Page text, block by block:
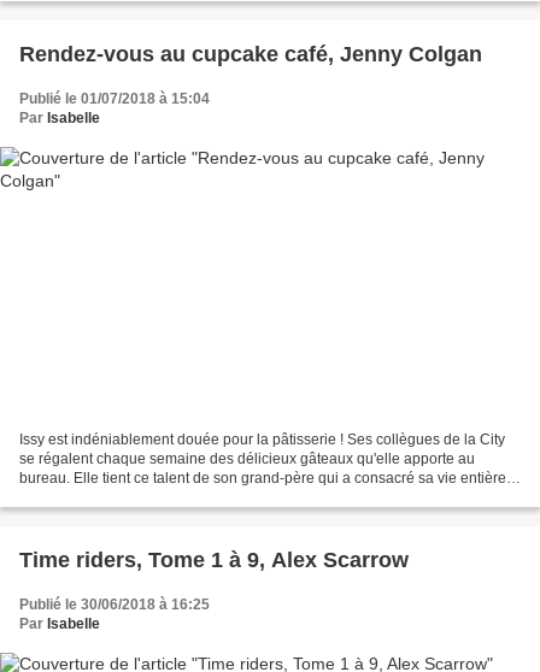
Rendez-vous au cupcake café, Jenny Colgan
Publié le 01/07/2018 à 15:04
Par Isabelle
Issy est indéniablement douée pour la pâtisserie ! Ses collègues de la City
se régalent chaque semaine des délicieux gâteaux qu'elle apporte au
bureau. Elle tient ce talent de son grand-père qui a consacré sa vie entière à
Time riders, Tome 1 à 9, Alex Scarrow
Publié le 30/06/2018 à 16:25
Par Isabelle